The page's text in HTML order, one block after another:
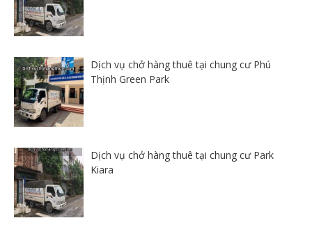
Dịch vụ chở hàng thuê tại chung cư Phú
Thịnh Green Park
Dịch vụ chở hàng thuê tại chung cư Park
Kiara